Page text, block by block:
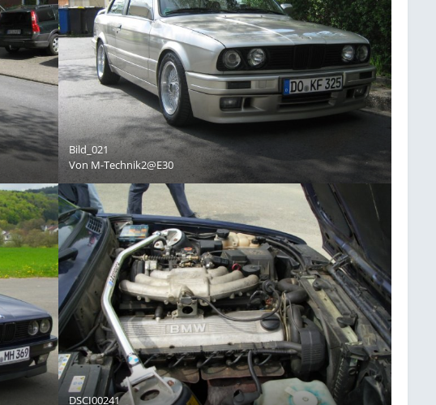
Bild_021
Von M-Technik2@E30
DSCI00241